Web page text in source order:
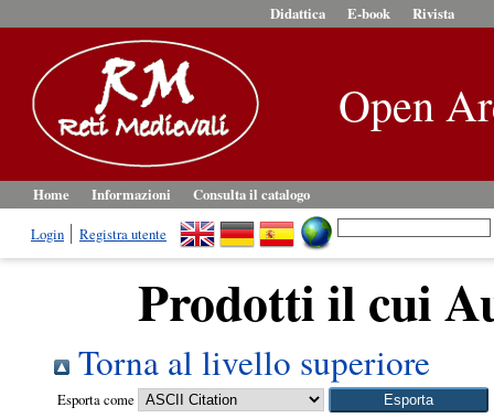
Didattica E-book Rivista
Open
Home Informazioni
Consulta il catalogo
Login
Registra utente
Prodotti il cui
Torna al livello superiore
Esporta come